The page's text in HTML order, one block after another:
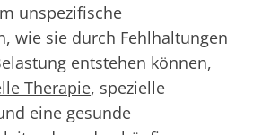
unspezifische
wie sie durch Fehlhaltungen
entstehen können,
Therapie, spezielle
eine gesunde